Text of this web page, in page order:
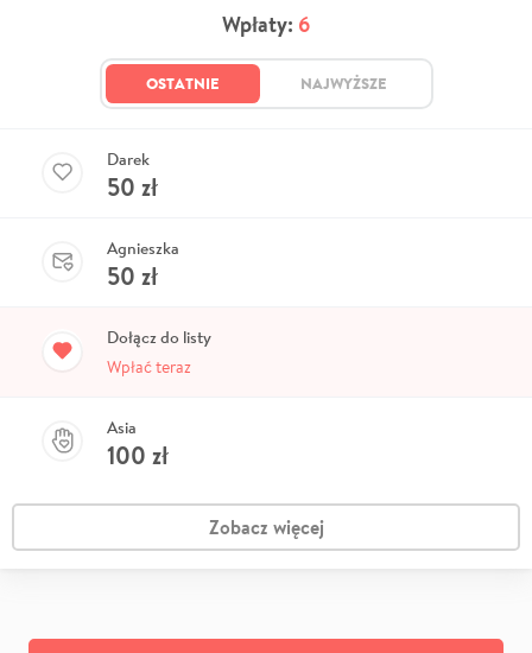
Wpłaty: 6
OSTATNIE NAJWYŻSZE
Darek
50 zł
Agnieszka
50 zł
Dołącz do listy
Wpłać teraz
Asia
100 zł
Zobacz więcej